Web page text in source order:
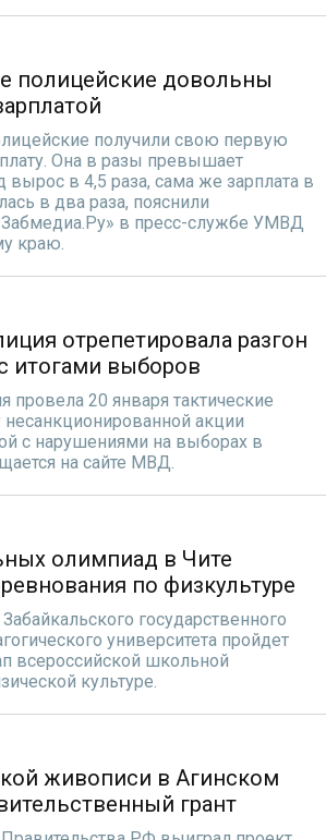
полицейские довольны
получили свою первую
Она в разы превышает
в 4,5 раза, сама же зарплата в
в два раза, пояснили
в пресс-службе УМВД
краю.
отрепетировала разгон
итогами выборов
провела 20 января тактические
несанкционированной акции
с нарушениями на выборах в
на сайте МВД.
олимпиад в Чите
по физкультуре
государственного
университета пройдет
всероссийской школьной
культуре.
живописи в Агинском
грант